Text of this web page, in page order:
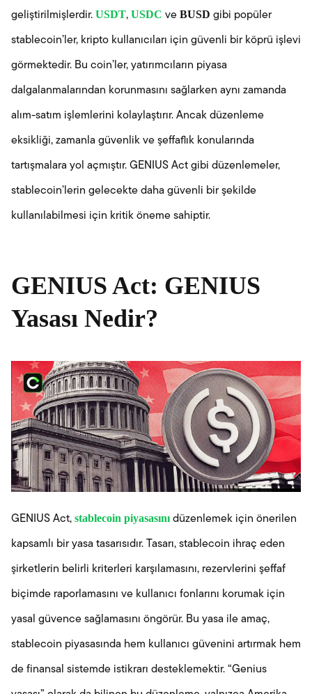
geliştirilmişlerdir. USDT, USDC ve BUSD gibi popüler
stablecoin’ler, kripto kullanıcıları için güvenli bir köprü işlevi
görmektedir. Bu coin’ler, yatırımcıların piyasa
dalgalanmalarından korunmasını sağlarken aynı zamanda
alım-satım işlemlerini kolaylaştırır. Ancak düzenleme
eksikliği, zamanla güvenlik ve şeffaflık konularında
tartışmalara yol açmıştır. GENIUS Act gibi düzenlemeler,
stablecoin’lerin gelecekte daha güvenli bir şekilde
kullanılabilmesi için kritik öneme sahiptir.
GENIUS Act: GENIUS
Yasası Nedir?
GENIUS Act, stablecoin piyasasınıdüzenlemek için önerilen
kapsamlı bir yasa tasarısıdır. Tasarı, stablecoin ihraç eden
şirketlerin belirli kriterleri karşılamasını, rezervlerini şeffaf
biçimde raporlamasını ve kullanıcı fonlarını korumak için
yasal güvence sağlamasını öngörür. Bu yasa ile amaç,
stablecoin piyasasında hem kullanıcı güvenini artırmak hem
de finansal sistemde istikrarı desteklemektir. “Genius